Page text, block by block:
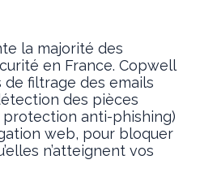
la majorité des
en France. Copwell
filtrage des emails
des pièces
anti-phishing)
web, pour bloquer
n’atteignent vos